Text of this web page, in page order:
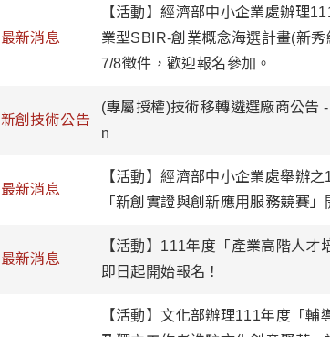
最新消息
【活動】經濟部中小企業處辦理
業型SBIR-創業概念海選計畫(新秀
7/8徵件，歡迎報名參加。
新創技術公告
(專屬授權)技術移轉遴選廠商公告
n
最新消息
【活動】經濟部中小企業處舉辦之
「新創實證與創新應用服務競賽」
最新消息
【活動】111年度「產業高階人才
即日起開始報名！
【活動】文化部辦理111年度「輔